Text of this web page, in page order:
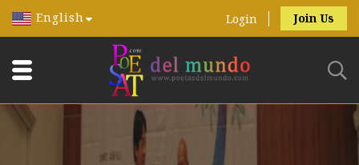
English Login Join Us